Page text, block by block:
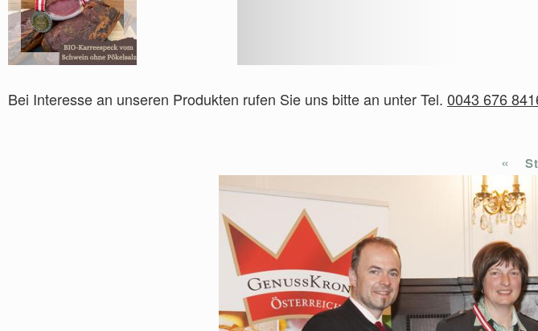
Bei Interesse an unseren Produkten rufen Sie uns bitte an unter Tel. 0043 676
«